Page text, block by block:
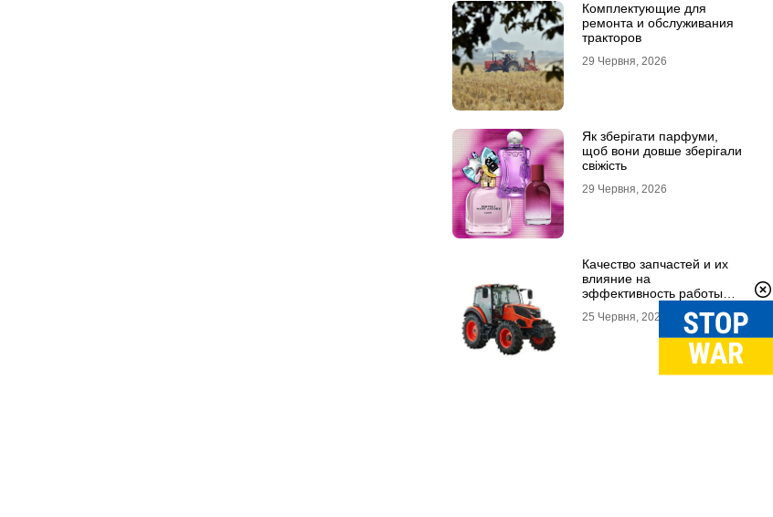
Комплектующие для
ремонта и обслуживания
тракторов
29 Червня, 2026
Як зберігати парфуми,
щоб вони довше зберігали
свіжість
29 Червня, 2026
Качество запчастей и их
влияние на
эффективность работы
25 Червня, 2026